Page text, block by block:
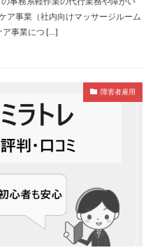
ア事業（社内向けマッサージルーム
ア事業につ […]
障害者雇用